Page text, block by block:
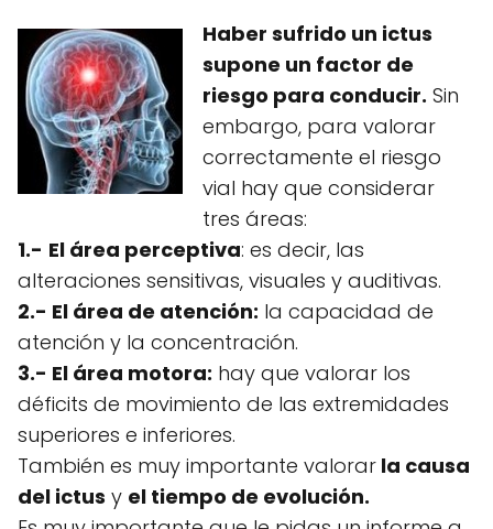
Haber sufrido un ictus
supone un factor de
riesgo para conducir. Sin
embargo, para valorar
correctamente el riesgo
vial hay que considerar
tres áreas:
1.- El área perceptiva: es decir, las
alteraciones sensitivas, visuales y auditivas.
2.- El área de atención: la capacidad de
atención y la concentración.
3.- El área motora: hay que valorar los
déficits de movimiento de las extremidades
superiores e inferiores.
También es muy importante valorar la causa
del ictus y el tiempo de evolución.